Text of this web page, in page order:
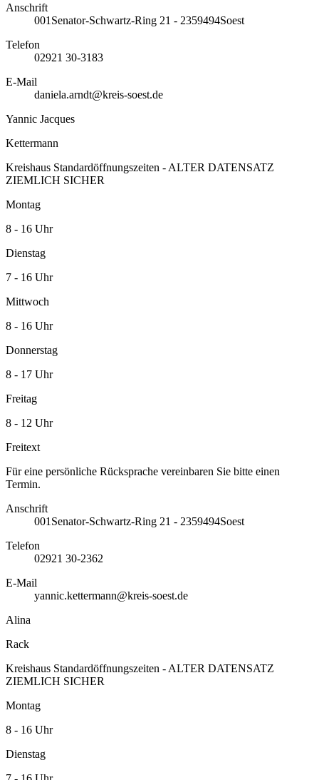
Anschrift
001 Senator-Schwartz-Ring 21 - 2359494Soest
Telefon
02921 30-3183
E-Mail
daniela.arndt@kreis-soest.de
Yannic Jacques
Kettermann
Kreishaus Standardöffnungszeiten - ALTER DATENSATZ
ZIEMLICH SICHER
Montag
8 - 16 Uhr
Dienstag
7 - 16 Uhr
Mittwoch
8 - 16 Uhr
Donnerstag
8 - 17 Uhr
Freitag
8 - 12 Uhr
Freitext
Für eine persönliche Rücksprache vereinbaren Sie bitte einen
Termin.
Anschrift
001 Senator-Schwartz-Ring 21 - 2359494Soest
Telefon
02921 30-2362
E-Mail
yannic.kettermann@kreis-soest.de
Alina
Rack
Kreishaus Standardöffnungszeiten - ALTER DATENSATZ
ZIEMLICH SICHER
Montag
8 - 16 Uhr
Dienstag